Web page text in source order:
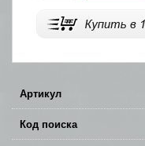
Артикул
Код поиска